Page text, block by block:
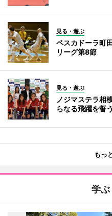
見る・遊ぶ
ペスカドーラ町
リーグ第8節
見る・遊ぶ
ノジマステラ相
らなる飛躍を誓う
もっ
学ぶ